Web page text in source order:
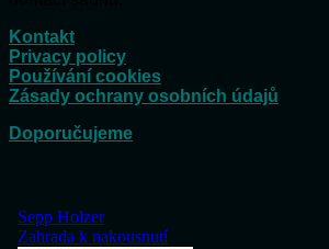
Kontakt
Privacy policy
Používání cookies
Zásady ochrany osobních údajů
Doporučujeme